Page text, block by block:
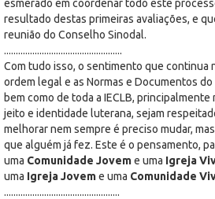
esmerado em coordenar todo este
resultado destas primeiras avaliações, e
reunião do Conselho Sinodal.
..................................................
Com tudo isso, o sentimento que continua
ordem legal e as Normas e Documentos
bem como de toda a IECLB,
jeito e identidade luterana, sejam
melhorar nem sempre é preciso mudar,
que alguém já fez. Este é o pensamento,
uma Comunidade Joveme uma Igreja
uma Igreja Joveme uma Comunidade
.................................................